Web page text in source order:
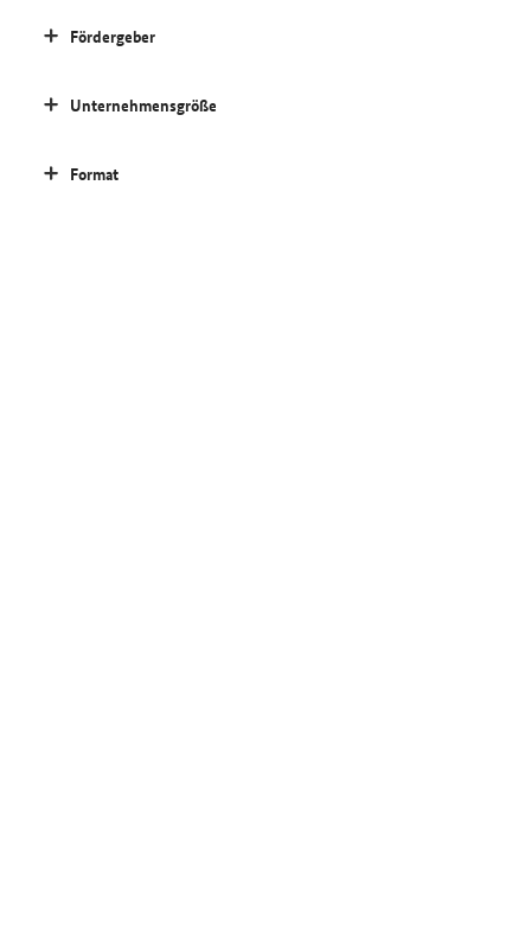
Fördergeber
Unternehmensgröße
Format